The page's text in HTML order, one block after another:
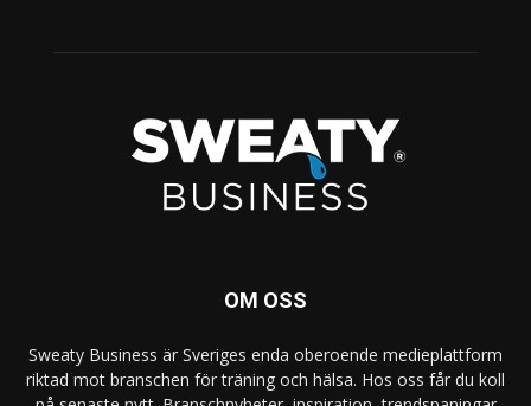
OM OSS
Sweaty Business är Sveriges enda oberoende medieplattform
riktad mot branschen för träning och hälsa. Hos oss får du koll